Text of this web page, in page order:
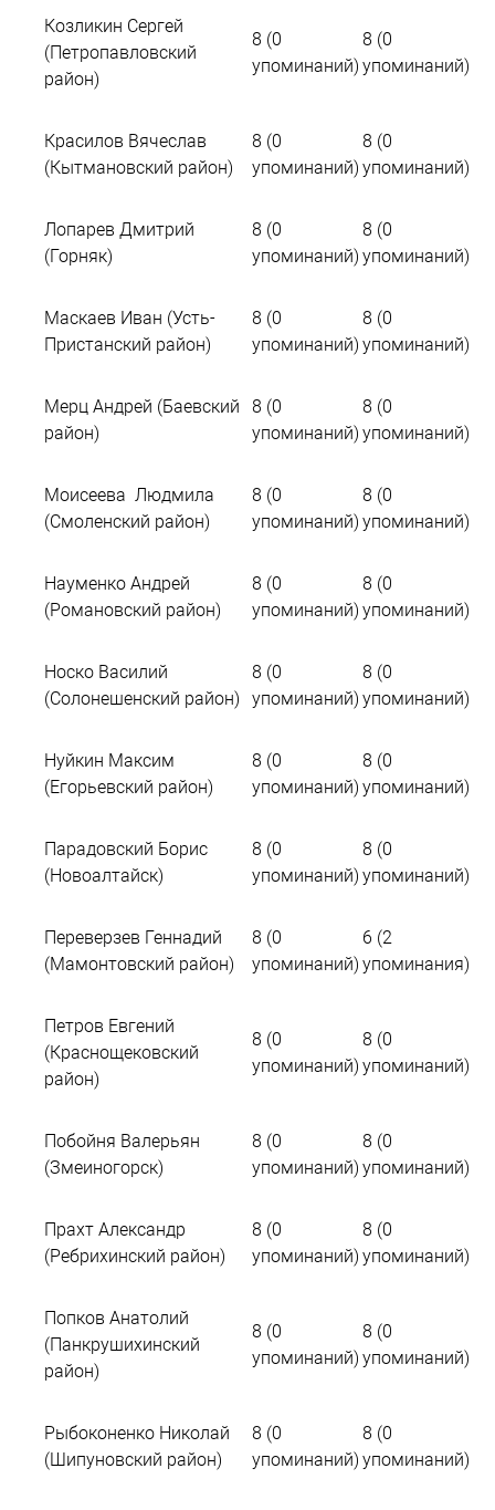
Козликин Сергей
(Петропавловский
район)
8 (0
упоминаний)
8 (0
упоминаний)
Красилов Вячеслав
(Кытмановский район)
8 (0
упоминаний)
8 (0
упоминаний)
Лопарев Дмитрий
(Горняк)
8 (0
упоминаний)
8 (0
упоминаний)
Маскаев Иван (Усть-
Пристанский район)
8 (0
упоминаний)
8 (0
упоминаний)
Мерц Андрей (Баевский
район)
8 (0
упоминаний)
8 (0
упоминаний)
Моисеева Людмила
(Смоленский район)
8 (0
упоминаний)
8 (0
упоминаний)
Науменко Андрей
(Романовский район)
8 (0
упоминаний)
8 (0
упоминаний)
Носко Василий
(Солонешенский район)
8 (0
упоминаний)
8 (0
упоминаний)
Нуйкин Максим
(Егорьевский район)
8 (0
упоминаний)
8 (0
упоминаний)
Парадовский Борис
(Новоалтайск)
8 (0
упоминаний)
8 (0
упоминаний)
Переверзев Геннадий
(Мамонтовский район)
8 (0
упоминаний)
6 (2
упоминания)
Петров Евгений
(Краснощековский
район)
8 (0
упоминаний)
8 (0
упоминаний)
Побойня Валерьян
(Змеиногорск)
8 (0
упоминаний)
8 (0
упоминаний)
Прахт Александр
(Ребрихинский район)
8 (0
упоминаний)
8 (0
упоминаний)
Попков Анатолий
(Панкрушихинский
район)
8 (0
упоминаний)
8 (0
упоминаний)
Рыбоконенко Николай
(Шипуновский район)
8 (0
упоминаний)
8 (0
упоминаний)